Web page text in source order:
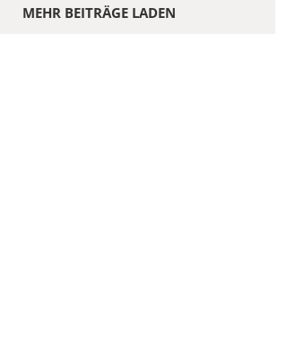
MEHR BEITRÄGE LADEN